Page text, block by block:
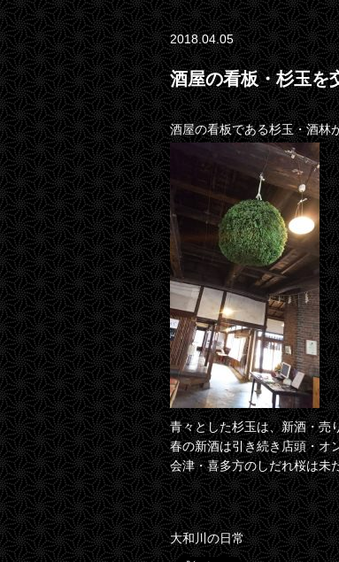
2018.04.05
酒屋の看板・杉玉を
酒屋の看板である杉玉・酒林
青々とした杉玉は、新酒・売
春の新酒は引き続き店頭・オ
会津・喜多方のしだれ桜は未
大和川の日常